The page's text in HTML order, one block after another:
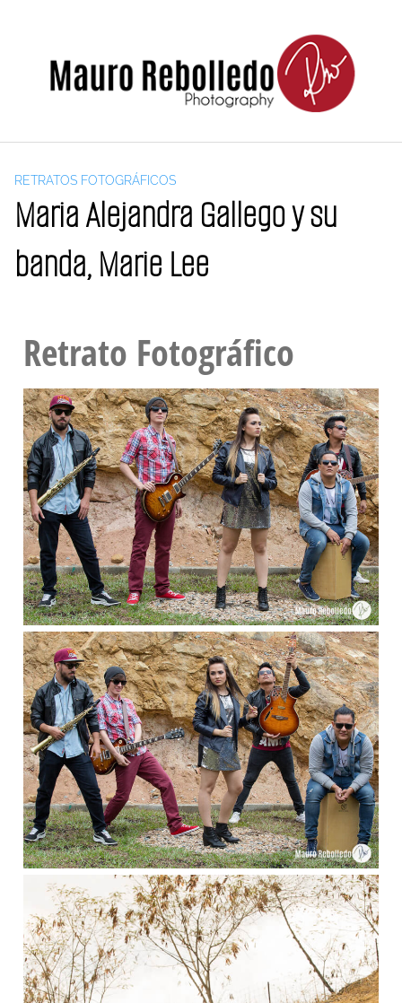
RETRATOS FOTOGRÁFICOS
Maria Alejandra Gallego y su
banda, Marie Lee
Retrato Fotográfico